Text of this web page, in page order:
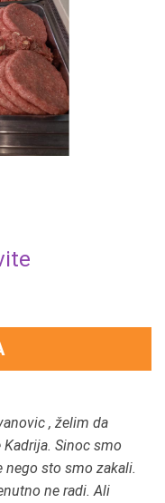
, želim da
Sinoc smo
sto smo zakali.
ne radi. Ali